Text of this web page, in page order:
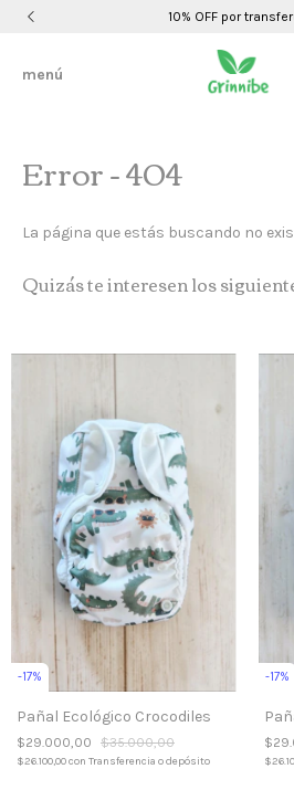
10% OFF por
menú
Error - 404
La página que estás buscando no
Quizás te interesen los
-17%
Pañal Ecológico Crocodiles
$29.000,00 $35.000,00
$26.100,00con Transferencia o depósito
-17%